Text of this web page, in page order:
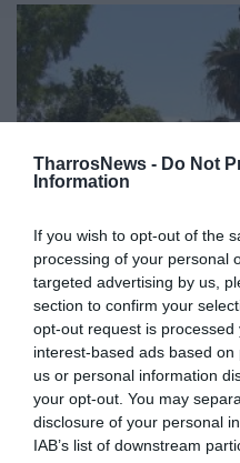
TharrosNews - Do Not
Information
If you wish to opt-out of the
processing of your personal
targeted advertising by us,
section to confirm your
opt-out request is
interest-based ads based
us or personal information
your opt-out. You may
disclosure of your personal
IAB’s list of downstream
Γκούνης –
πλατεία
Όχι σε λογικές
αναπλάσεις που δεν